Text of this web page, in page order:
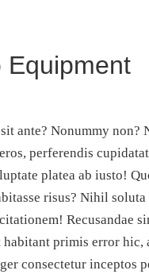
Equipment
ante? Nonummy non?
perferendis
platea ab iusto!
risus? Nihil
Recusandae
primis error hic,
consectetur inceptos